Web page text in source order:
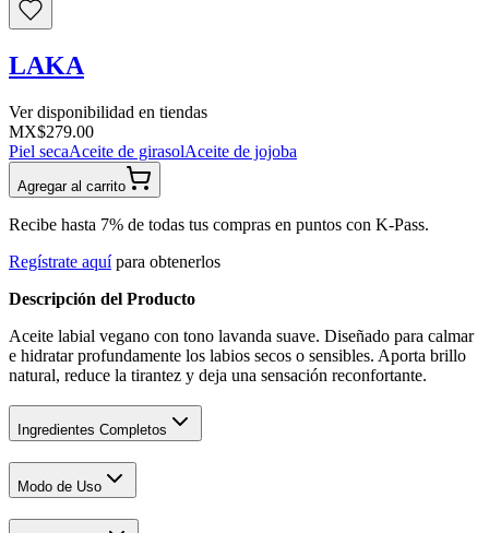
LAKA
Ver disponibilidad en tiendas
MX$279.00
Piel secaAceite de girasolAceite de jojoba
Agregar al carrito
Recibe hasta 7% de todas tus compras en puntos con K-Pass.
Regístrate aquí para obtenerlos
Descripción del Producto
Aceite labial vegano con tono lavanda suave. Diseñado para calmar
e hidratar profundamente los labios secos o sensibles. Aporta brillo
natural, reduce la tirantez y deja una sensación reconfortante.
Ingredientes Completos
Modo de Uso